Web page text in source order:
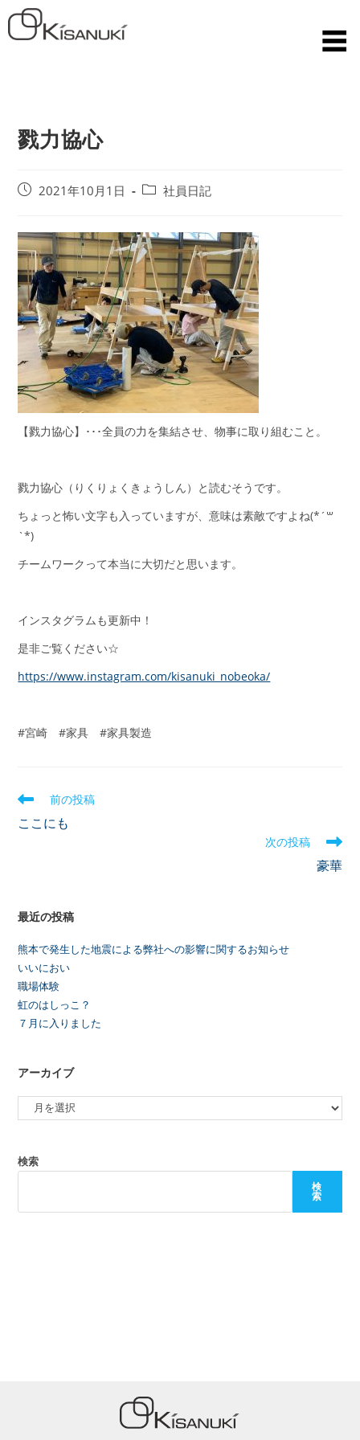
戮力協心
2021年10月1日 社員日記
【戮力協心】･･･全員の力を集結させ、物事に取り組むこと。
戮力協心（りくりょくきょうしん）と読むそうです。
ちょっと怖い文字も入っていますが、意味は素敵ですよね(*´꒳
`*)
チームワークって本当に大切だと思います。
インスタグラムも更新中！
是非ご覧ください☆
https://www.instagram.com/kisanuki_nobeoka/
#宮崎 #家具 #家具製造
前の投稿
ここにも
次の投稿
豪華
最近の投稿
熊本で発生した地震による弊社への影響に関するお知らせ
いいにおい
職場体験
虹のはしっこ？
７月に入りました
アーカイブ
検索
検
索